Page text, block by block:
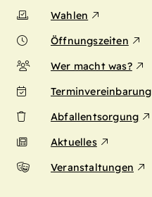
Wahlen
Öffnungszeiten
Wer macht was?
Terminvereinbarung
Abfallentsorgung
Aktuelles
Veranstaltungen